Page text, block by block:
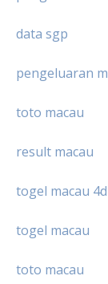
data sgp
pengeluaran
toto macau
result macau
togel macau 4d
togel macau
toto macau